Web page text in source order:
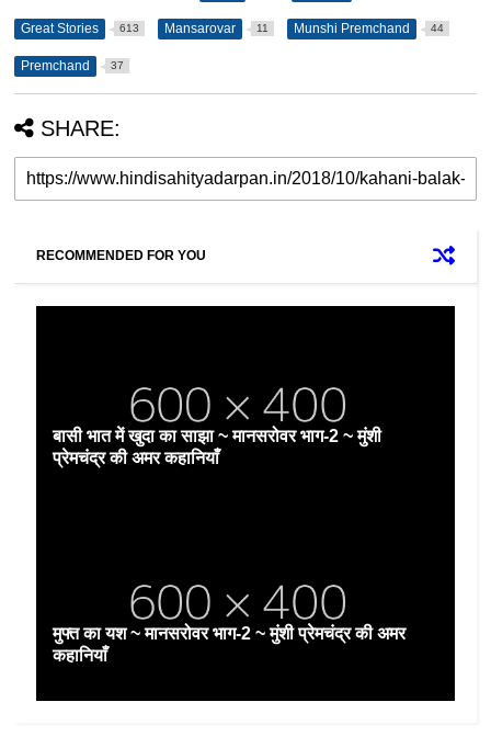
Great Stories 613 Mansarovar 11 Munshi Premchand 44
Premchand 37
SHARE:
RECOMMENDED FOR YOU
बासी भात में खुदा का साझा ~ मानसरोवर भाग-2 ~ मुंशी
प्रेमचंद्र की अमर कहानियाँ
मुफ्त का यश ~ मानसरोवर भाग-2 ~ मुंशी प्रेमचंद्र की अमर
कहानियाँ